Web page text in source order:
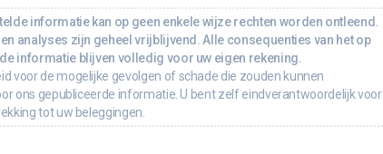
informatie kan op geen enkele wijze rechten worden ontleend.
analyses zijn geheel vrijblijvend. Alle consequenties van het op
informatie blijven volledig voor uw eigen rekening.
voor de mogelijke gevolgen of schade die zouden kunnen
ons gepubliceerde informatie. U bent zelf eindverantwoordelijk voor
tot uw beleggingen.